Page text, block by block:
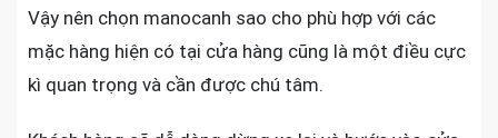
Vậy nên chọn manocanh sao cho phù hợp với các
mặc hàng hiện có tại cửa hàng cũng là một điều cực
kì quan trọng và cần được chú tâm.